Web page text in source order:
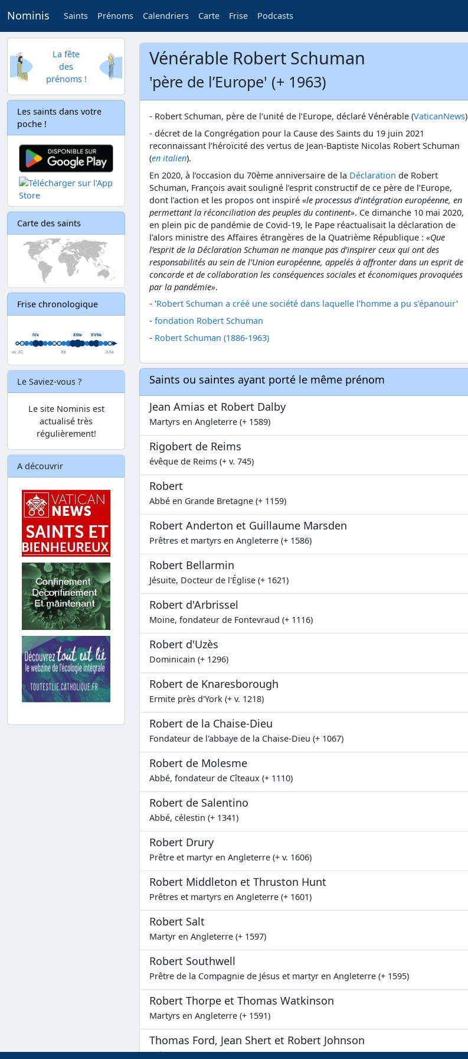
Nominis Saints Prénoms Calendriers Carte Frise Podcasts
La fête
des
prénoms !
Les saints dans votre
poche !
Carte des saints
Frise chronologique
Le Saviez-vous ?
Le site Nominis est
actualisé très
régulièrement!
A découvrir
Vénérable Robert Schuman
'père de l’Europe' (+ 1963)
- Robert Schuman, père de l’unité de l’Europe, déclaré Vénérable (VaticanNews)
- décret de la Congrégation pour la Cause des Saints du 19 juin 2021
reconnaissant l’héroïcité des vertus de Jean-Baptiste Nicolas Robert Schuman
(en italien).
En 2020, à l’occasion du 70ème anniversaire de la Déclaration de Robert
Schuman, François avait souligné l’esprit constructif de ce père de l’Europe,
dont l’action et les propos ont inspiré «le processus d’intégration européenne, en
permettant la réconciliation des peuples du continent». Ce dimanche 10 mai 2020,
en plein pic de pandémie de Covid-19, le Pape réactualisait la déclaration de
l’alors ministre des Affaires étrangères de la Quatrième République : «Que
l’esprit de la Déclaration Schuman ne manque pas d’inspirer ceux qui ont des
responsabilités au sein de l’Union européenne, appelés à affronter dans un esprit de
concorde et de collaboration les conséquences sociales et économiques provoquées
par la pandémie».
- 'Robert Schuman a créé une société dans laquelle l’homme a pu s’épanouir'
- fondation Robert Schuman
- Robert Schuman (1886-1963)
Saints ou saintes ayant porté le même prénom
Jean Amias et Robert Dalby
Martyrs en Angleterre (+ 1589)
Rigobert de Reims
évêque de Reims (+ v. 745)
Robert
Abbé en Grande Bretagne (+ 1159)
Robert Anderton et Guillaume Marsden
Prêtres et martyrs en Angleterre (+ 1586)
Robert Bellarmin
Jésuite, Docteur de l'Église (+ 1621)
Robert d'Arbrissel
Moine, fondateur de Fontevraud (+ 1116)
Robert d'Uzès
Dominicain (+ 1296)
Robert de Knaresborough
Ermite près d'York (+ v. 1218)
Robert de la Chaise-Dieu
Fondateur de l'abbaye de la Chaise-Dieu (+ 1067)
Robert de Molesme
Abbé, fondateur de Cîteaux (+ 1110)
Robert de Salentino
Abbé, célestin (+ 1341)
Robert Drury
Prêtre et martyr en Angleterre (+ v. 1606)
Robert Middleton et Thruston Hunt
Prêtres et martyrs en Angleterre (+ 1601)
Robert Salt
Martyr en Angleterre (+ 1597)
Robert Southwell
Prêtre de la Compagnie de Jésus et martyr en Angleterre (+ 1595)
Robert Thorpe et Thomas Watkinson
Martyrs en Angleterre (+ 1591)
Thomas Ford, Jean Shert et Robert Johnson
Prêtres et martyrs en Angleterre (+ 1582)